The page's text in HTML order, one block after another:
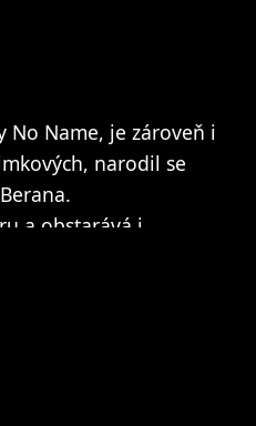
No Name, je zároveň i
narodil se
a obstarává i
je překvapivě
ale vidina hraní s
je Matrix a
rád vyzkoušel skok z